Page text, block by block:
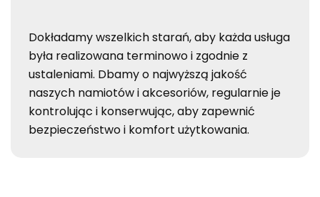
Dokładamy wszelkich starań, aby każda usługa
była realizowana terminowo i zgodnie z
ustaleniami. Dbamy o najwyższą jakość
naszych namiotów i akcesoriów, regularnie je
kontrolując i konserwując, aby zapewnić
bezpieczeństwo i komfort użytkowania.